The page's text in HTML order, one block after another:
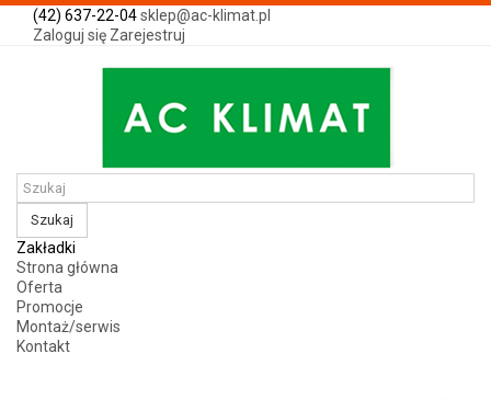
(42) 637-22-04sklep@ac-klimat.pl
Zaloguj się Zarejestruj
Szukaj
Zakładki
Strona główna
Oferta
Promocje
Montaż/serwis
Kontakt